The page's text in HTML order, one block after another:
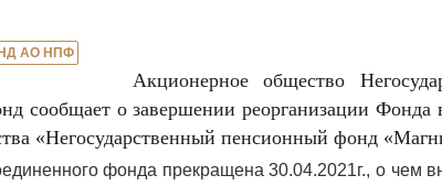
АО НПФ
Акционерное общество
сообщает о завершении реорганизации Фонда
«Негосударственный пенсионный фонд
фонда прекращена 30.04.2021г., о чем